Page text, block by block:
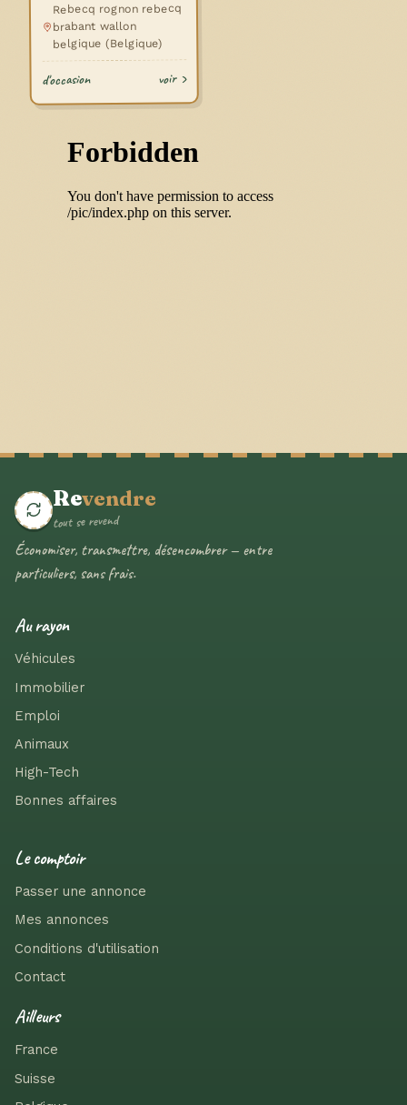
Rebecq rognon rebecq
brabant wallon
belgique (Belgique)
d'occasion voir ›
Revendre
tout se revend
Économiser, transmettre, désencombrer — entre
particuliers, sans frais.
Au rayon
Véhicules
Immobilier
Emploi
Animaux
High-Tech
Bonnes affaires
Le comptoir
Passer une annonce
Mes annonces
Conditions d'utilisation
Contact
Ailleurs
France
Suisse